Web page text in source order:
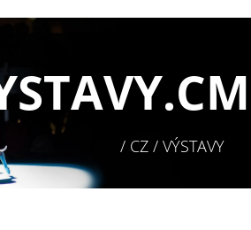
/ CZ / VÝSTAVY